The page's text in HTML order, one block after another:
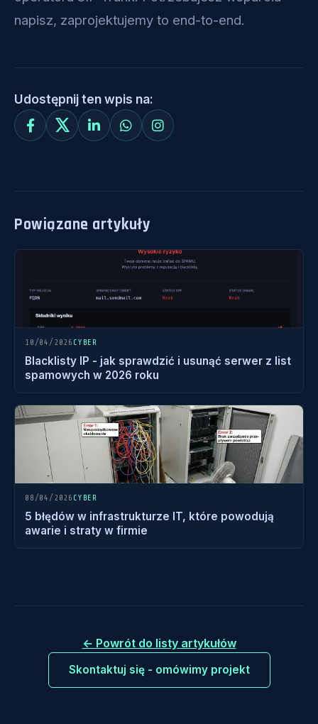
napisz, zaprojektujemy to end-to-end.
Udostępnij ten wpis na:
Powiązane artykuły
10/04/2026 CYBER
Blacklisty IP - jak sprawdzić i usunąć serwer z list
spamowych w 2026 roku
08/04/2026 CYBER
5 błędów w infrastrukturze IT, które powodują
awarie i straty w firmie
← Powrót do listy artykułów
Skontaktuj się - omówimy projekt